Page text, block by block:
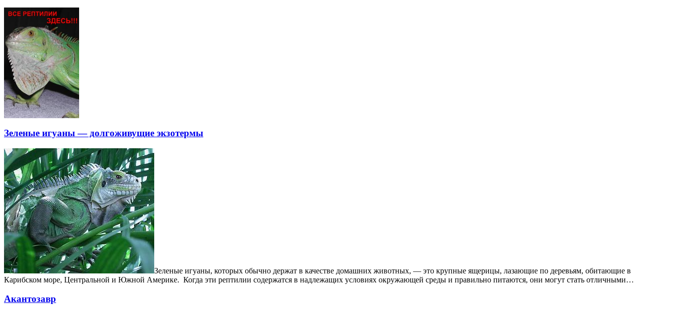
Зеленые игуаны — долгоживущие экзотермы
Зеленые игуаны, которых обычно держат в качестве домашних животных, — это крупные ящерицы, лазающие по деревьям, обитающие в
Карибском море, Центральной и Южной Америке. Когда эти рептилии содержатся в надлежащих условиях окружающей среды и правильно питаются, они могут стать отличными…
Акантозавр